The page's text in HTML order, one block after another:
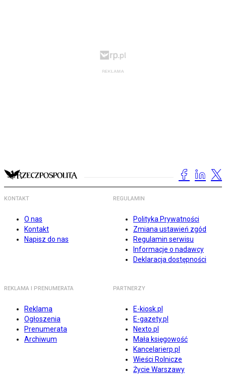
KONTAKT
O nas
Kontakt
Napisz do nas
REGULAMIN
Polityka Prywatności
Zmiana ustawień zgód
Regulamin serwisu
Informacje o nadawcy
Deklaracja dostępności
REKLAMA I PRENUMERATA
Reklama
Ogłoszenia
Prenumerata
Archiwum
PARTNERZY
E-kiosk.pl
E-gazety.pl
Nexto.pl
Mała księgowość
Kancelarierp.pl
Wieści Rolnicze
Życie Warszawy